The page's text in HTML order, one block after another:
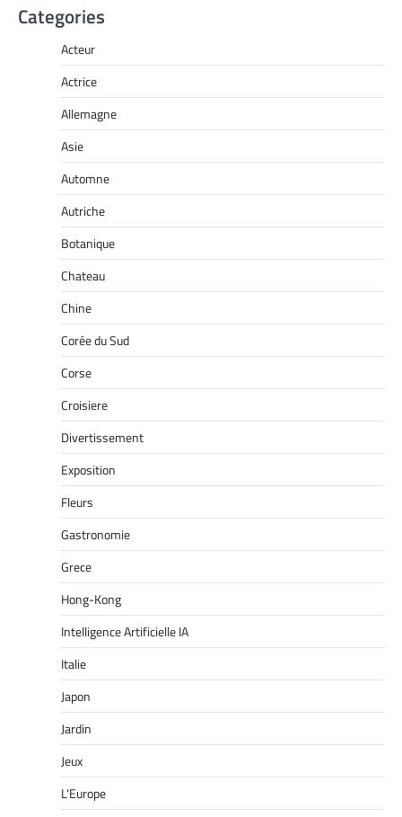
Categories
Acteur
Actrice
Allemagne
Asie
Automne
Autriche
Botanique
Chateau
Chine
Corée du Sud
Corse
Croisiere
Divertissement
Exposition
Fleurs
Gastronomie
Grece
Hong-Kong
Intelligence Artificielle IA
Italie
Japon
Jardin
Jeux
L'Europe